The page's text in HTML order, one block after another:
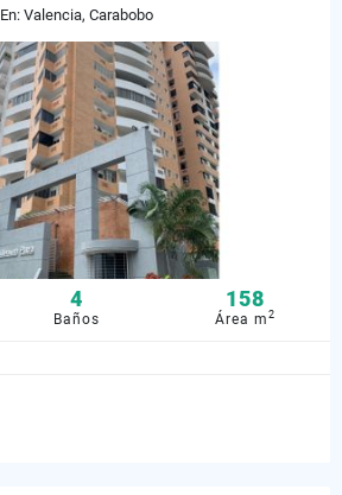
En: Valencia, Carabobo
4
Baños
158
Área m2